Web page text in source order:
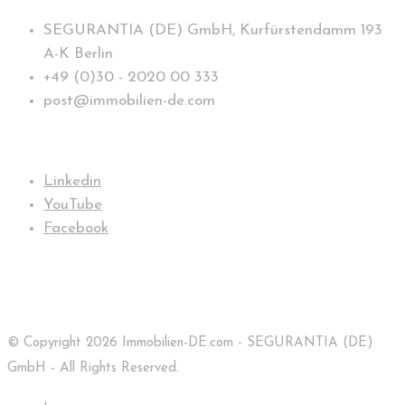
SEGURANTIA (DE) GmbH, Kurfürstendamm 193
A-K Berlin
+49 (0)30 - 2020 00 333
post@immobilien-de.com
Linkedin
YouTube
Facebook
© Copyright 2026 Immobilien-DE.com - SEGURANTIA (DE)
GmbH - All Rights Reserved.